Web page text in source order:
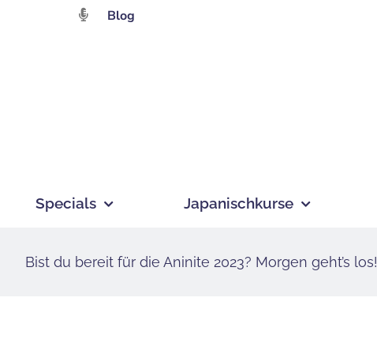
Blog
Specials Japanischkurse
Bist du bereit für die Aninite 2023? Morgen geht’s los!